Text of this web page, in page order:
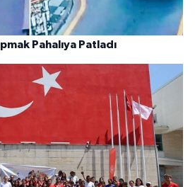
Pahalıya Patladı